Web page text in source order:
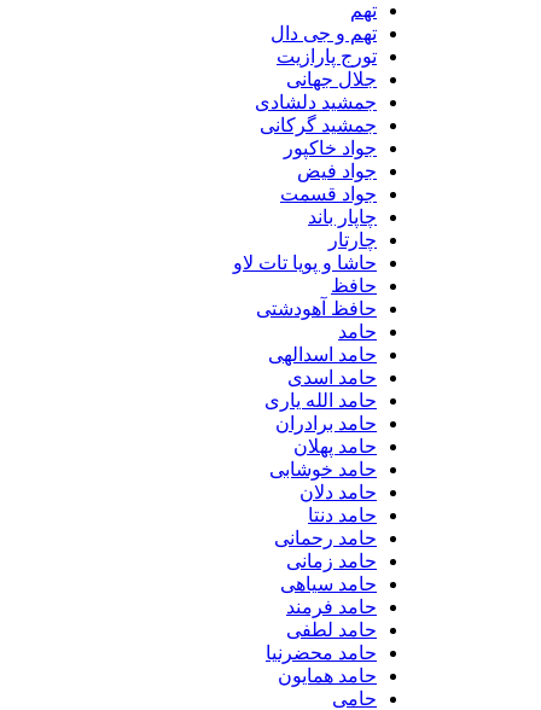
تهم و جی دال
تورج پارازیت
جلال جهانی
جمشید دلشادی
جمشید گرکانی
جواد خاکپور
جواد فیض
جواد قسمت
چاپار باند
حاشا و پویا تات لاو
حافظ آهودشتی
حامد اسدالهی
حامد اسدی
حامد الله یاری
حامد برادران
حامد پهلان
حامد خوشابی
حامد دلان
حامد دنتا
حامد رحمانی
حامد زمانی
حامد سیاهی
حامد فرمند
حامد لطفی
حامد محضرنیا
حامد همایون